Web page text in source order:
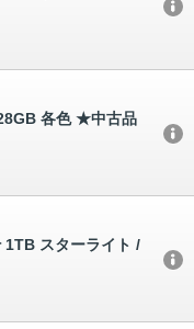
各色 ★中古品
スターライト /